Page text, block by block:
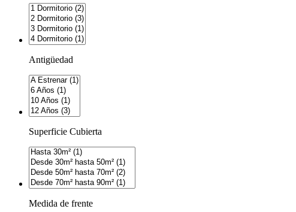
Antigüedad
Superficie Cubierta
Medida de frente